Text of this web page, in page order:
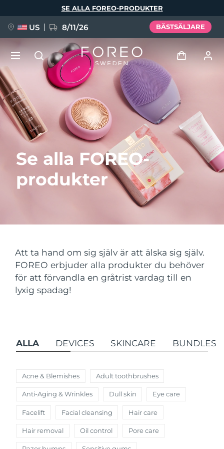
Se alla FOREO-
produkter
Att ta hand om sig själv är att älska sig själv.
FOREO erbjuder alla produkter du behöver
för att förvandla en gråtrist vardag till en
lyxig spadag!
ALLA DEVICES SKINCARE BUNDLES
Acne & Blemishes Adult toothbrushes
Anti-Aging & Wrinkles Dull skin Eye care
Facelift Facial cleansing Hair care
Hair removal Oil control Pore care
SE ALLA FOREO-PRODUKTER
US 8/11/26 BÄSTSÄLJARE
Logga in
Användarprofil
Mina enheter
Mina beställningar
Mina adresser
NYHET
FAQ™ Pure Beauty-Tech Elixir
BREAKING NEWS
FAQ™ Dual LED Panel
Språk
English Deutsch
Español
Français
Italiano
Português
Svenska
Русский
Türkçe
繁體中文
Leveransland
USA Förväntad leverans8/11/26
Storbritannien Förväntad leverans8/10/26
Frankrike Förväntad leverans8/10/26
Tyskland Förväntad leverans
Kanada Förväntad leverans